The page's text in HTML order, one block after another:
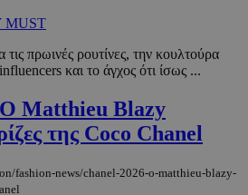
MUST
πρωινές ρουτίνες, την κουλτούρα
και το άγχος ότι ίσως ...
Matthieu Blazy
της Coco Chanel
fashion-news/chanel-2026-o-matthieu-blazy-